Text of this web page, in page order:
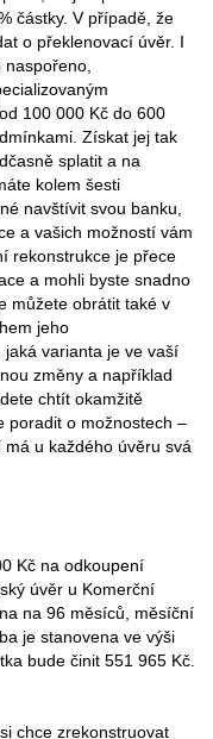
částky. V případě, že
o překlenovací úvěr. I
100 000 Kč do 600
Získat jej tak
splatit a na
kolem šesti
navštívit svou banku,
a vašich možností vám
rekonstrukce je přece
a mohli byste snadno
můžete obrátit také v
jeho
varianta je ve vaší
změny a například
chtít okamžitě
poradit o možnostech –
u každého úvěru svá
Kč na odkoupení
úvěr u Komerční
na 96 měsíců, měsíční
je stanovena ve výši
bude činit 551 965 Kč.
chce zrekonstruovat